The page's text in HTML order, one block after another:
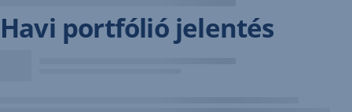
Havi portfólió jelentés